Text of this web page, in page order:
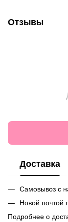
Отзывы
Доставка
Самовывоз с
Новой почтой
Подробнее о